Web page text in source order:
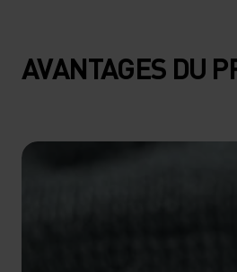
10°
5°
AVANTAGES DU